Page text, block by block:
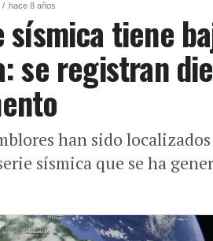
hace 8 años
sísmica tiene
se registran
han sido
sísmica que se ha